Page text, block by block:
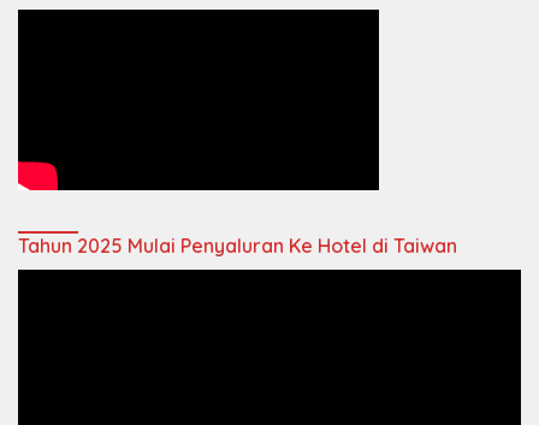
Tahun 2025 Mulai Penyaluran Ke Hotel di Taiwan